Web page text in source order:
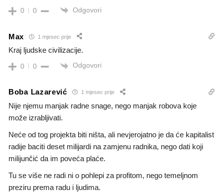
0 0 Odgovori
Max 1 mjesec prije
Kraj ljudske civilizacije.
0 0 Odgovori
Boba Lazarević 1 mjesec prije
Nije njemu manjak radne snage, nego manjak robova koje
može izrabljivati.
Neće od tog projekta biti ništa, ali nevjerojatno je da će kapitalist
radije baciti deset milijardi na zamjenu radnika, nego dati koji
milijunčić da im poveća plaće.
Tu se više ne radi ni o pohlepi za profitom, nego temeljnom
preziru prema radu i ljudima.